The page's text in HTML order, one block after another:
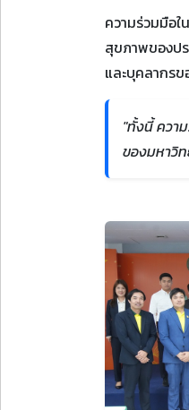
ความร่วมมือ
สุขภาพของป
และบุคลากร
"ทั้งนี้ ควา
ของมหาวิ